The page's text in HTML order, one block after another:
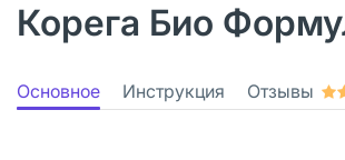
Корега Био
Основное Инструкция Отзывы